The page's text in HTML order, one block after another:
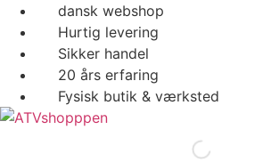
Videre
indhold
dansk webshop
Hurtig levering
Sikker handel
20 års erfaring
Fysisk butik & værksted